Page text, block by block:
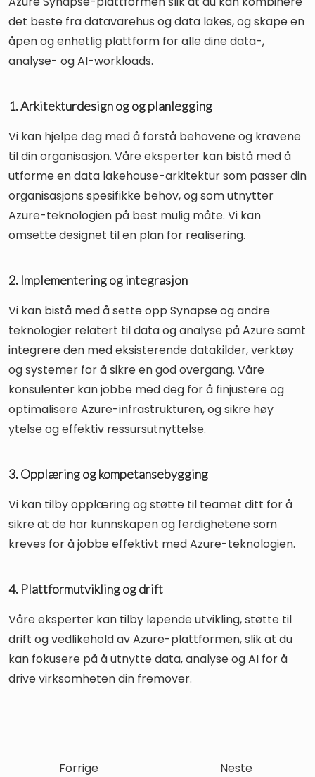
det beste fra datavarehus og data lakes, og skape en
åpen og enhetlig plattform for alle dine data-,
analyse- og AI-workloads.
1. Arkitekturdesign og og planlegging
Vi kan hjelpe deg med å forstå behovene og kravene
til din organisasjon. Våre eksperter kan bistå med å
utforme en data lakehouse-arkitektur som passer din
organisasjons spesifikke behov, og som utnytter
Azure-teknologien på best mulig måte. Vi kan
omsette designet til en plan for realisering.
2. Implementering og integrasjon
Vi kan bistå med å sette opp Synapse og andre
teknologier relatert til data og analyse på Azure samt
integrere den med eksisterende datakilder, verktøy
og systemer for å sikre en god overgang. Våre
konsulenter kan jobbe med deg for å finjustere og
optimalisere Azure-infrastrukturen, og sikre høy
ytelse og effektiv ressursutnyttelse.
3. Opplæring og kompetansebygging
Vi kan tilby opplæring og støtte til teamet ditt for å
sikre at de har kunnskapen og ferdighetene som
kreves for å jobbe effektivt med Azure-teknologien.
4. Plattformutvikling og drift
Våre eksperter kan tilby løpende utvikling, støtte til
drift og vedlikehold av Azure-plattformen, slik at du
kan fokusere på å utnytte data, analyse og AI for å
drive virksomheten din fremover.
Forrige Neste